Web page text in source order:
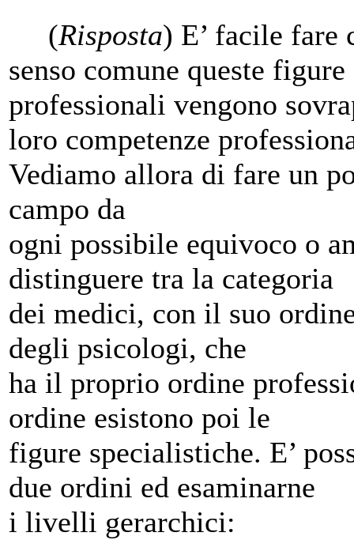
(Risposta) E’ facile fare
senso comune queste figure
professionali vengono
loro competenze
Vediamo allora di fare un
campo da
ogni possibile equivoco o
distinguere tra la categoria
dei medici, con il suo
degli psicologi, che
ha il proprio ordine
ordine esistono poi le
figure specialistiche. E’
due ordini ed esaminarne
i livelli gerarchici: